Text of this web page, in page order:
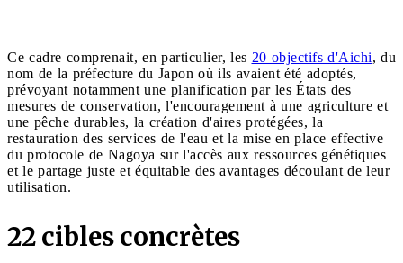
Ce cadre comprenait, en particulier, les 20 objectifs d'Aichi, du
nom de la préfecture du Japon où ils avaient été adoptés,
prévoyant notamment une planification par les États des
mesures de conservation, l'encouragement à une agriculture et
une pêche durables, la création d'aires protégées, la
restauration des services de l'eau et la mise en place effective
du protocole de Nagoya sur l'accès aux ressources génétiques
et le partage juste et équitable des avantages découlant de leur
utilisation.
22 cibles concrètes